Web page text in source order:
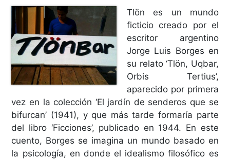
Tlön es un mundo
ficticio creado por el
escritor argentino
Jorge Luis Borges en
su relato ‘Tlön, Uqbar,
Orbis Tertius’,
aparecido por primera
vez en la colección ‘El jardín de senderos que se
bifurcan’ (1941), y que más tarde formaría parte
del libro ‘Ficciones’, publicado en 1944. En este
cuento, Borges se imagina un mundo basado en
la psicología, en donde el idealismo filosófico es